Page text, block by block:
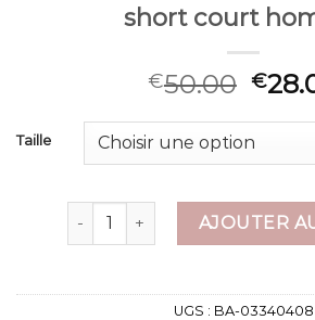
short court
€50.00 €
Taille
quantité de short court
AJOUTER
UGS : BA-03340408